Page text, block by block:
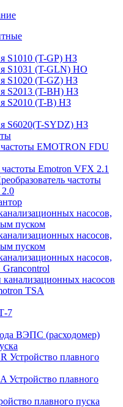
S1010 (T-GP) НЗ
S1031 (T-GLN) НО
S1020 (T-GZ) НЗ
S2013 (T-BH) НЗ
S2010 (T-B) НЗ
S6020(T-SYDZ) НЗ
частоты EMOTRON FDU
Emotron VFX 2.1
частоты
насосов,
пуском
насосов,
пуском
насосов,
насосов
TSA
7
ВЭПС (расходомер)
Устройство плавного
Устройство плавного
плавного пуска